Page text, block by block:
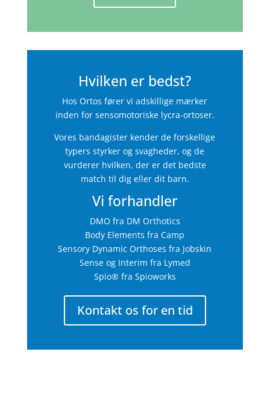
Hvilken er bedst?
Hos Ortos fører vi adskillige mærker
inden for sensomotoriske lycra-ortoser.
Vores bandagister kender de forskellige
typers styrker og svagheder, og de
vurderer hvilken, der er det bedste
match til dig eller dit barn.
Vi forhandler
DMO fra DM Orthotics
Body Elements fra Camp
Sensory Dynamic Orthoses fra Jobskin
Sense og Interim fra Lymed
Spio® fra Spioworks
Kontakt os for en tid